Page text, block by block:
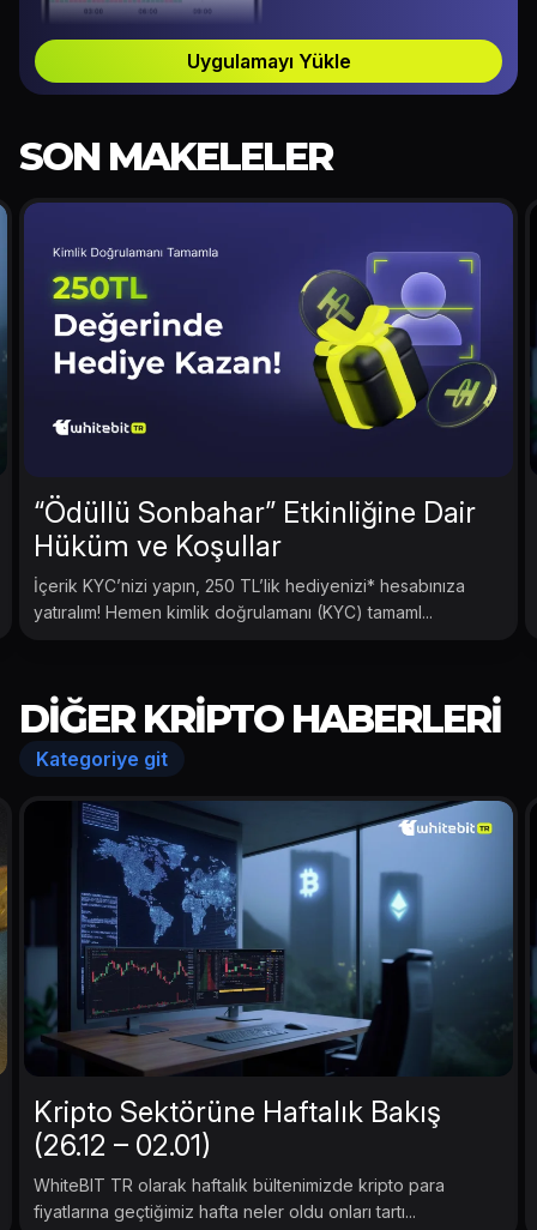
Uygulamayı Yükle
SON MAKELELER
“Ödüllü Sonbahar” Etkinliğine Dair
Hüküm ve Koşullar
İçerik KYC’nizi yapın, 250 TL’lik hediyenizi* hesabınıza
yatıralım! Hemen kimlik doğrulamanı (KYC) tamaml...
DIĞER KRIPTO HABERLERI
Kategoriye git
Kripto Sektörüne Haftalık Bakış
(26.12 – 02.01)
WhiteBIT TR olarak haftalık bültenimizde kripto para
fiyatlarına geçtiğimiz hafta neler oldu onları tartı...